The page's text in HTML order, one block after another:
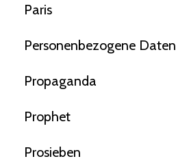
Paris
Personenbezogene Daten
Propaganda
Prophet
Prosieben